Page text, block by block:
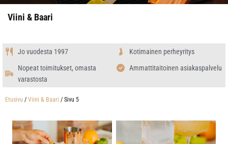
Viini & Baari
Jo vuodesta 1997
Kotimainen perheyritys
Nopeat toimitukset, omasta
varastosta
Ammattitaitoinen asiakaspalvelu
Etusivu / Viini & Baari / Sivu 5